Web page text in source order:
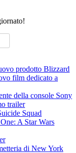
prodotto Blizzard
film dedicato a
della console Sony
trailer
Squad
A Star Wars
di New York